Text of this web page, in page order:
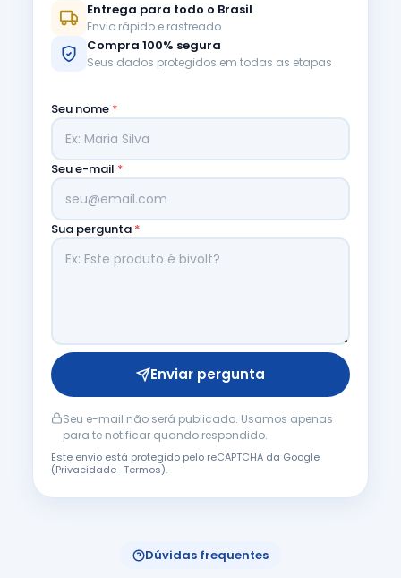
Entrega para todo o Brasil
Envio rápido e rastreado
Compra 100% segura
Seus dados protegidos em todas as etapas
Seu nome *
Seu e-mail *
Sua pergunta *
Enviar pergunta
Seu e-mail não será publicado. Usamos apenas
para te notificar quando respondido.
Este envio está protegido pelo reCAPTCHA da Google
(Privacidade·Termos).
Dúvidas frequentes